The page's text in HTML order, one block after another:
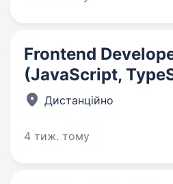
Frontend
(JavaScript,
Дистанційно
4 тиж. тому